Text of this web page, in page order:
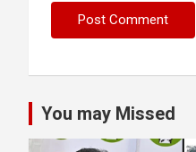
You may Missed